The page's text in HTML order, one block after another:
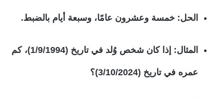
الحل: خمسة وعشرون عامًا، وسبعة أيام بالضبط.
المثال: إذا كان شخص وُلد في تاريخ (1/9/1994)، كم
عمره في تاريخ (3/10/2024)؟